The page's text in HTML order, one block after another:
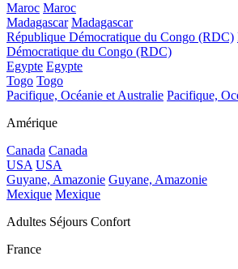
Maroc Maroc
Madagascar Madagascar
République Démocratique du Congo (RDC)
Démocratique du Congo (RDC)
Egypte Egypte
Togo Togo
Pacifique, Océanie et Australie Pacifique,
Amérique
Canada Canada
USA USA
Guyane, Amazonie Guyane, Amazonie
Mexique Mexique
Adultes Séjours Confort
France